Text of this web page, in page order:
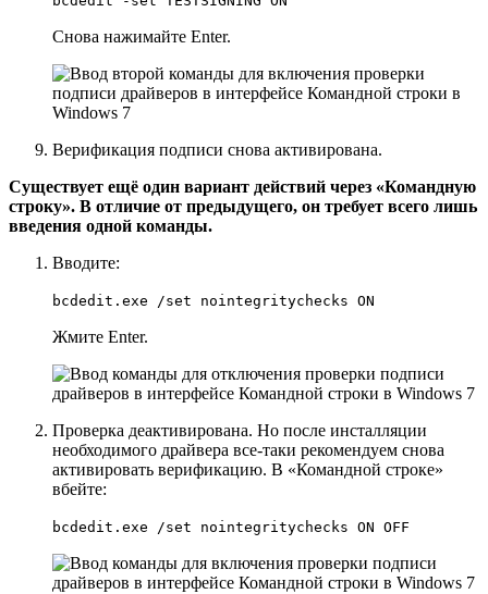
Снова нажимайте Enter.
Верификация подписи снова активирована.
Существует ещё один вариант действий через «Командную
строку». В отличие от предыдущего, он требует всего лишь
введения одной команды.
Вводите:
bcdedit.exe /set nointegritychecks ON
Жмите Enter.
Проверка деактивирована. Но после инсталляции
необходимого драйвера все-таки рекомендуем снова
активировать верификацию. В «Командной строке»
вбейте:
bcdedit.exe /set nointegritychecks ON OFF